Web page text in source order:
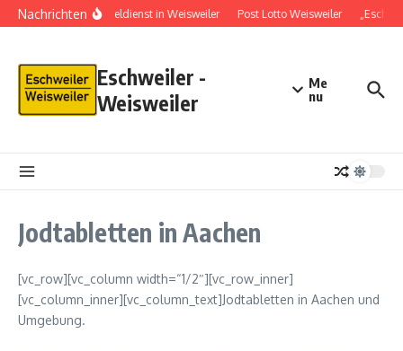
NachrichtenSchlüsseldienst in Weisweiler Post Lotto Weisweiler
Eschweiler -
Weisweiler
Me
nu
Jodtabletten in Aachen
[vc_row][vc_column width=“1/2″][vc_row_inner]
[vc_column_inner][vc_column_text]Jodtabletten in Aachen und
Umgebung.